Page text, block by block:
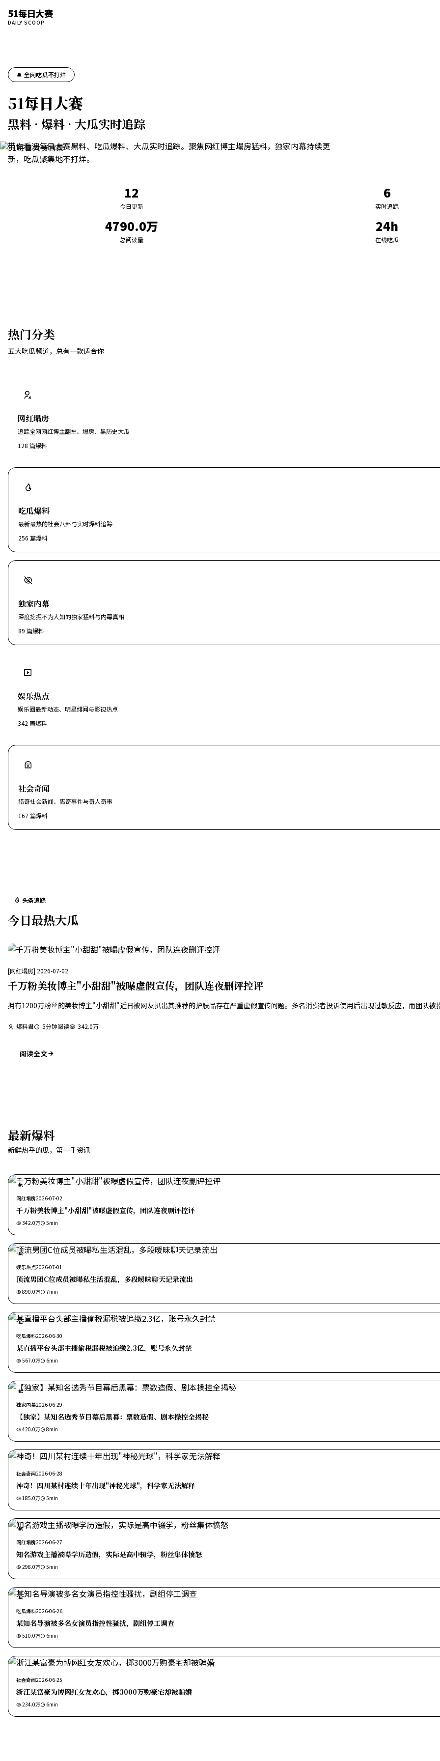
51每日大赛
DAILY SCOOP
🔔 全网吃瓜不打烊
51每日大赛
黑料 · 爆料 · 大瓜实时追踪
带你看遍每日大赛黑料、吃瓜爆料、大瓜实时追踪。聚焦网红博主塌房猛料，独家内幕持续更
新，吃瓜聚集地不打烊。
12
今日更新
6
实时追踪
4790.0万
总阅读量
24h
在线吃瓜
热门分类
五大吃瓜频道，总有一款适合你
网红塌房
追踪全网网红博主翻车、塌房、黑历史大瓜
128 篇爆料
吃瓜爆料
最新最热的社会八卦与实时爆料追踪
256 篇爆料
独家内幕
深度挖掘不为人知的独家猛料与内幕真相
89 篇爆料
娱乐热点
娱乐圈最新动态、明星绯闻与影视热点
342 篇爆料
社会奇闻
猎奇社会新闻、离奇事件与奇人奇事
167篇爆料
头条追踪
今日最热大瓜
[网红塌房] 2026-07-02
千万粉美妆博主"小甜甜"被曝虚假宣传，团队连夜删评控评
拥有1200万粉丝的美妆博主"小甜甜"近日被网友扒出其推荐的护肤品存在严重虚假宣传问题。多名消费者投诉使用后出现过敏反应，而团队被
爆料君 5分钟阅读 342.0万
阅读全文
最新爆料
新鲜热乎的瓜，第一手资讯
热
网红塌房2026-07-02
千万粉美妆博主"小甜甜"被曝虚假宣传，团队连夜删评控评
342.0万 5min
热
娱乐热点2026-07-01
顶流男团C位成员被曝私生活混乱，多段暧昧聊天记录流出
890.0万 7min
热
吃瓜爆料2026-06-30
某直播平台头部主播偷税漏税被追缴2.3亿，账号永久封禁
567.0万 6min
热
独家内幕2026-06-29
【独家】某知名选秀节目幕后黑幕：票数造假、剧本操控全揭秘
420.0万 8min
社会奇闻2026-06-28
神奇！四川某村连续十年出现"神秘光球"，科学家无法解释
185.0万 5min
热
网红塌房2026-06-27
知名游戏主播被曝学历造假，实际是高中辍学，粉丝集体愤怒
298.0万 5min
热
吃瓜爆料2026-06-26
某知名导演被多名女演员指控性骚扰，剧组停工调查
510.0万 6min
社会奇闻2026-06-25
浙江某富豪为博网红女友欢心，掷3000万购豪宅却被骗婚
234.0万 6min